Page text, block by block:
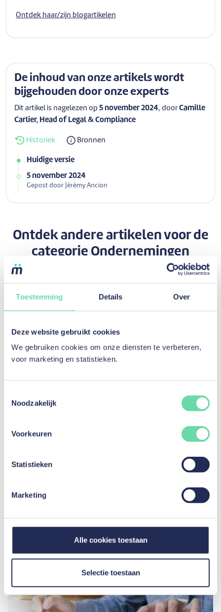
Toestemming Details Over
Deze website gebruikt cookies
We gebruiken cookies om onze diensten te verbeteren,
voor marketing en statistieken.
Noodzakelijk
Voorkeuren
Statistieken
Marketing
Alle cookies toestaan
Selectie toestaan
Ontdek haar/zijn blogartikelen
De inhoud van onze artikels wordt
bijgehouden door onze experts
Dit artikel is nagelezen op 5 november 2024, doorCamille
Carlier, Head of Legal & Compliance
Historiek Bronnen
Huidige versie
5 november 2024
Gepost door Jérémy Ancion
Ontdek andere artikelen voor de
categorie Ondernemingen